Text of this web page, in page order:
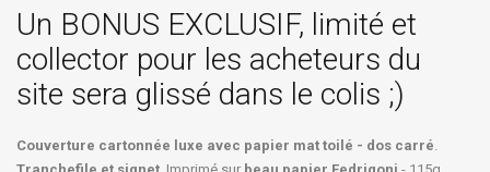
Un BONUS EXCLUSIF, limité et
collector pour les acheteurs du
site sera glissé dans le colis ;)
Couverture cartonnée luxe avec papier mat toilé - dos carré.